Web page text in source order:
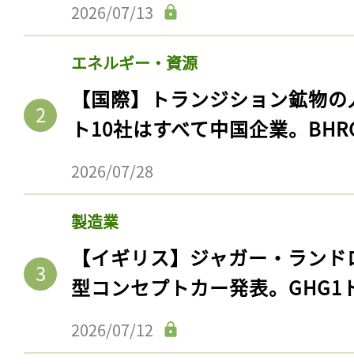
2026/07/13
エネルギー・資源
【国際】トランジション鉱物
ト10社はすべて中国企業。
2026/07/28
製造業
【イギリス】ジャガー・ラン
型コンセプトカー発表。GHG1
2026/07/12